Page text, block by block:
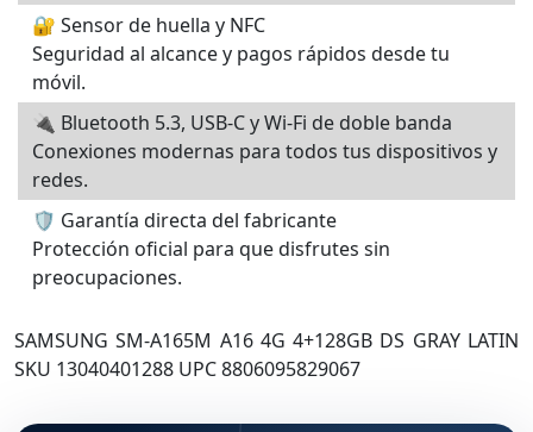
🔐 Sensor de huella y NFC
Seguridad al alcance y pagos rápidos desde tu
móvil.
🔌 Bluetooth 5.3, USB-C y Wi-Fi de doble banda
Conexiones modernas para todos tus dispositivos y
redes.
🛡️ Garantía directa del fabricante
Protección oficial para que disfrutes sin
preocupaciones.
SAMSUNG SM-A165M A16 4G 4+128GB DS GRAY LATIN
SKU 13040401288 UPC 8806095829067